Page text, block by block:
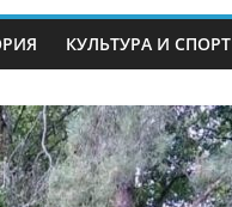
в сети Интернет
участие в
«Сохраним
Воронинского
родились крапчатые
КУЛЬТУРА И СПОРТ